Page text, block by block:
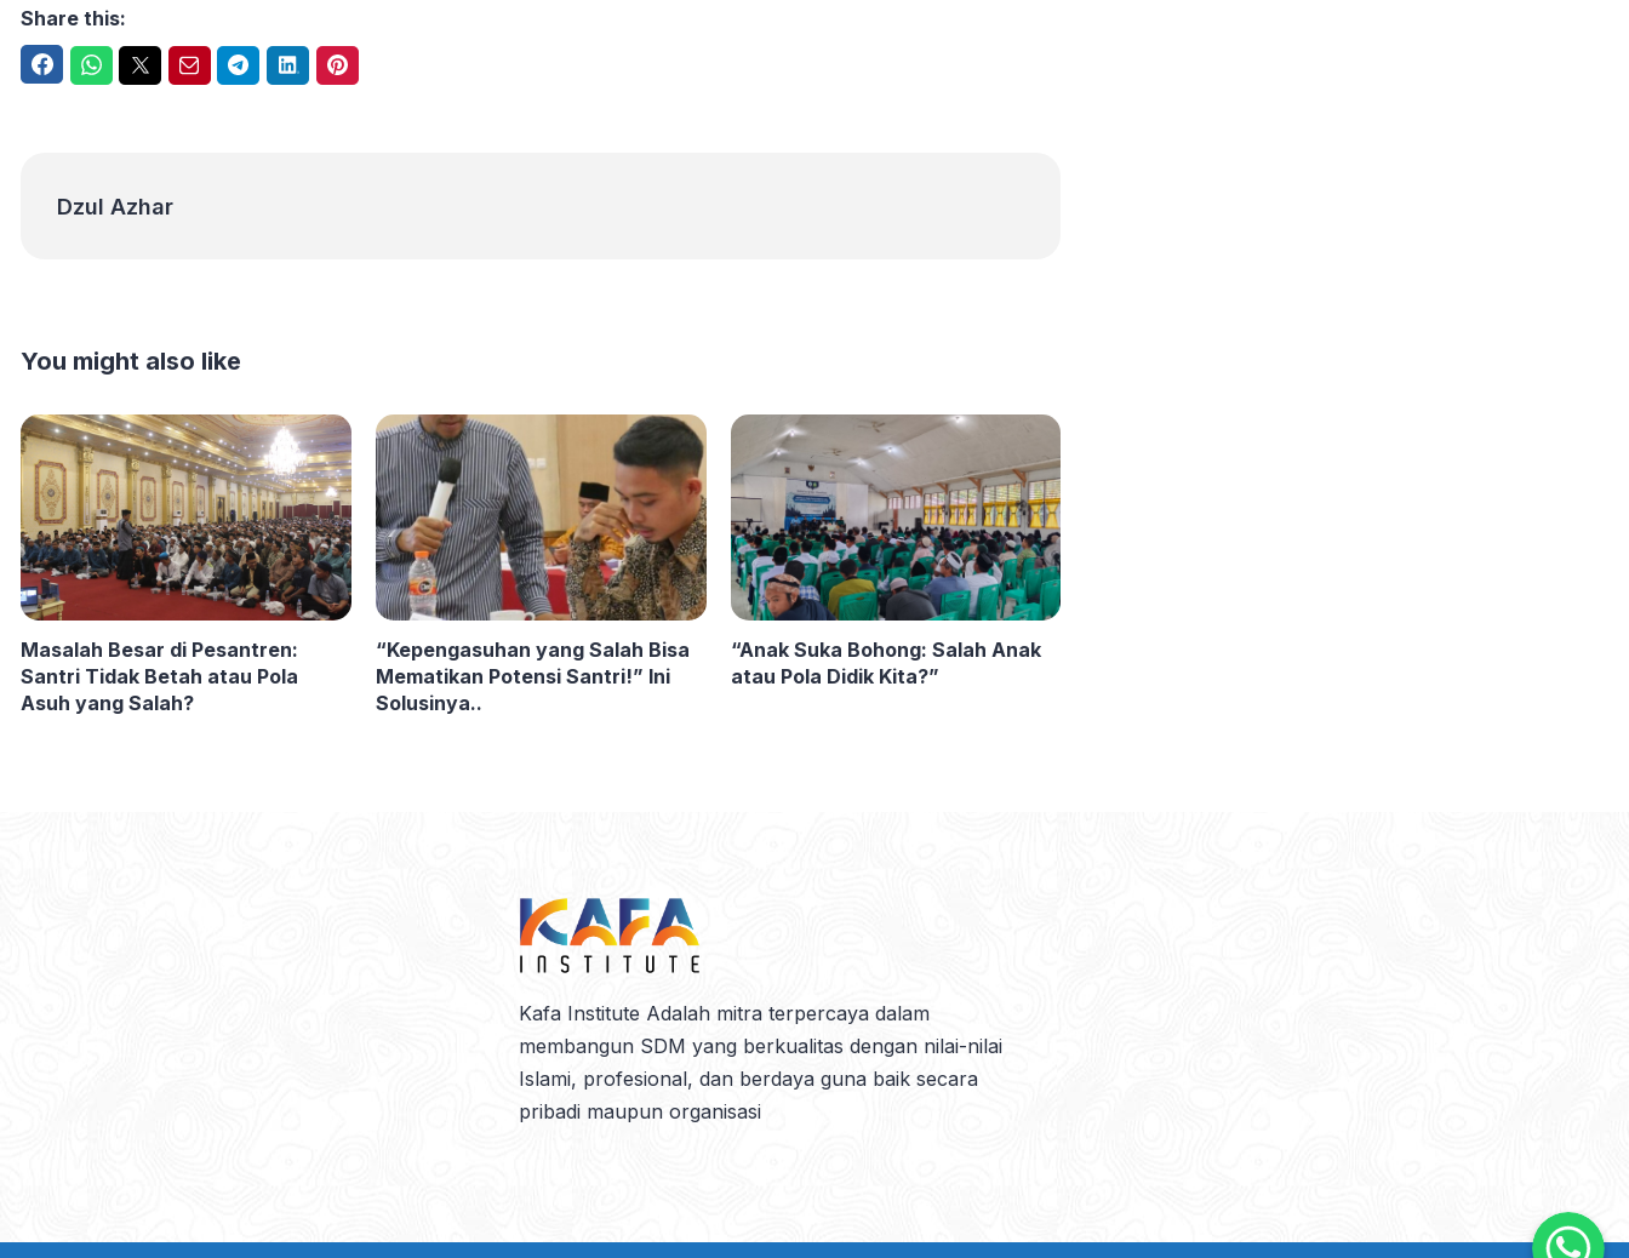
Share this:
Dzul Azhar
You might also like
Masalah Besar di Pesantren:
Santri Tidak Betah atau Pola
Asuh yang Salah?
“Kepengasuhan yang Salah Bisa
Mematikan Potensi Santri!” Ini
Solusinya..
“Anak Suka Bohong: Salah Anak
atau Pola Didik Kita?”
Kafa Institute Adalah mitra terpercaya dalam
membangun SDM yang berkualitas dengan nilai-nilai
Islami, profesional, dan berdaya guna baik secara
pribadi maupun organisasi